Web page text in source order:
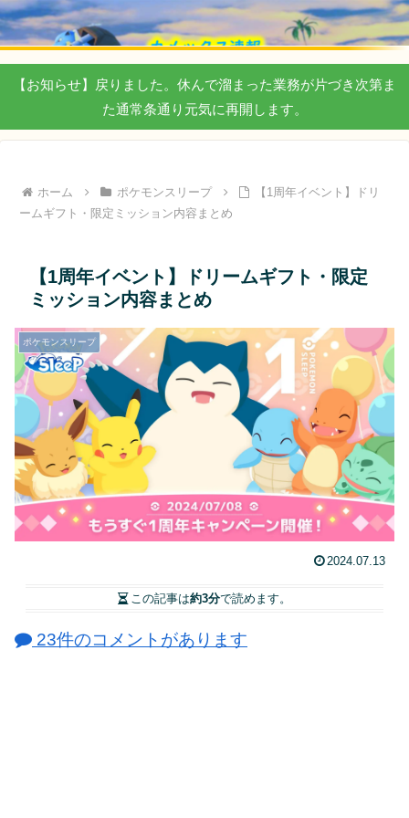
【お知らせ】戻りました。休んで溜まった業務が片づき次第ま
た通常条通り元気に再開します。
ホーム ポケモンスリープ
【1周年イベント】ドリ
ームギフト・限定ミッション内容まとめ
【1周年イベント】ドリームギフト・限定
ミッション内容まとめ
ポケモンスリープ
2024.07.13
この記事は約3分で読めます。
23件のコメントがあります